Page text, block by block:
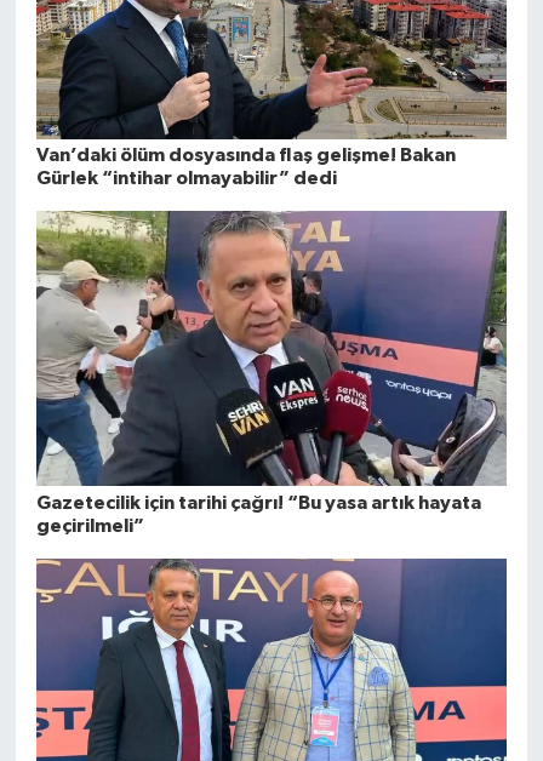
Van’daki ölüm dosyasında flaş gelişme! Bakan
Gürlek “intihar olmayabilir” dedi
Gazetecilik için tarihi çağrı! “Bu yasa artık hayata
geçirilmeli”